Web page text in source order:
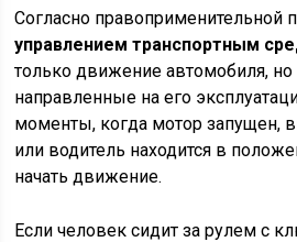
Согласно правоприменительной
управлением транспортным
только движение автомобиля,
направленные на его
моменты, когда мотор запущен,
или водитель находится в
начать движение.
Если человек сидит за рулем с